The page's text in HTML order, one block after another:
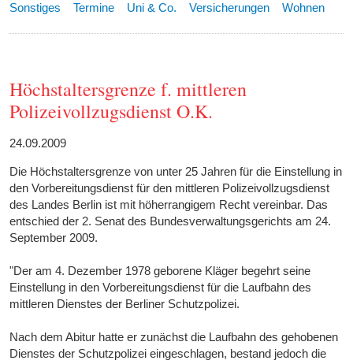
Sonstiges
Termine Uni & Co. Versicherungen Wohnen
Höchstaltersgrenze f. mittleren
Polizeivollzugsdienst O.K.
24.09.2009
Die Höchstaltersgrenze von unter 25 Jahren für die Einstellung in
den Vorbereitungsdienst für den mittleren Polizeivollzugsdienst
des Landes Berlin ist mit höherrangigem Recht vereinbar. Das
entschied der 2. Senat des Bundesverwaltungsgerichts am 24.
September 2009.
"Der am 4. Dezember 1978 geborene Kläger begehrt seine
Einstellung in den Vorbereitungsdienst für die Laufbahn des
mittleren Dienstes der Berliner Schutzpolizei.
Nach dem Abitur hatte er zunächst die Laufbahn des gehobenen
Dienstes der Schutzpolizei eingeschlagen, bestand jedoch die